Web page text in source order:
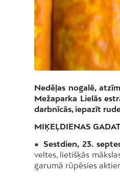
Nedēļas nogalē,
Mežaparka Lielās
darbnīcās, iepazīt
MIĶEĻDIENAS
●Sestdien, 23.
veltes, lietišķās
garumā rūpēsies